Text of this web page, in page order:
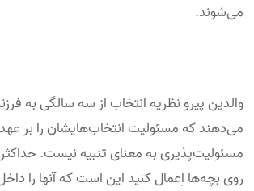
می‌شوند.
والدین پیرو نظریه انتخاب از سه سالگی به
می‌دهند که مسئولیت انتخاب‌هایشان را بر
مسئولیت‌پذیری به معنای تنبیه نیست. حداکثر
روی بچه‌ها اِعمال کنید این است که آنها را